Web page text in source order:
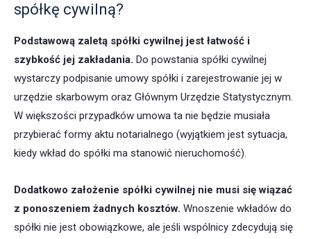
spółkę cywilną?
Podstawową zaletą spółki cywilnej jest łatwość i
szybkość jej zakładania. Do powstania spółki cywilnej
wystarczy podpisanie umowy spółki i zarejestrowanie jej w
urzędzie skarbowym oraz Głównym Urzędzie Statystycznym.
W większości przypadków umowa ta nie będzie musiała
przybierać formy aktu notarialnego (wyjątkiem jest sytuacja,
kiedy wkład do spółki ma stanowić nieruchomość).
Dodatkowo założenie spółki cywilnej nie musi się wiązać
z ponoszeniem żadnych kosztów. Wnoszenie wkładów do
spółki nie jest obowiązkowe, ale jeśli wspólnicy zdecydują się